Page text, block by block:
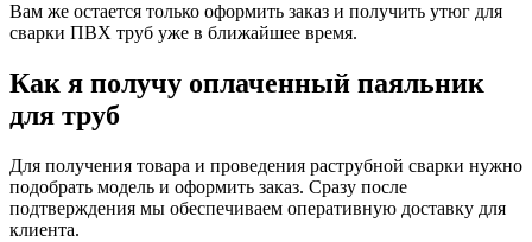
Вам же остается только оформить заказ и получить утюг для
сварки ПВХ труб уже в ближайшее время.
Как я получу оплаченный паяльник
для труб
Для получения товара и проведения раструбной сварки нужно
подобрать модель и оформить заказ. Сразу после
подтверждения мы обеспечиваем оперативную доставку для
клиента.